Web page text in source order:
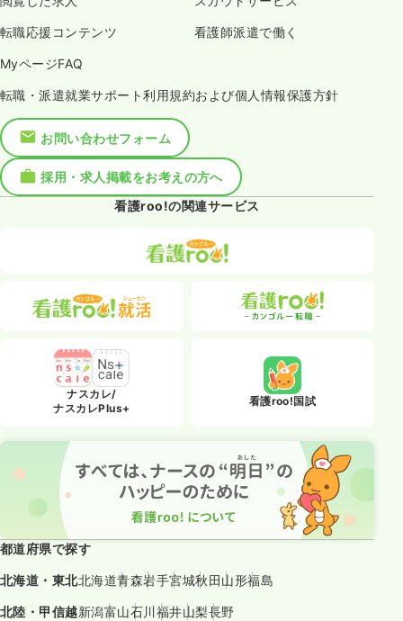
転職応援コンテンツ 看護師派遣で働く
MyページFAQ
転職・派遣就業サポート利用規約および個人情報保護方針
お問い合わせフォーム
採用・求人掲載をお考えの方へ
看護roo!の関連サービス
ナスカレ/
ナスカレPlus+
看護roo!国試
都道府県で探す
北海道・東北北海道青森岩手宮城秋田山形福島
北陸・甲信越新潟富山石川福井山梨長野